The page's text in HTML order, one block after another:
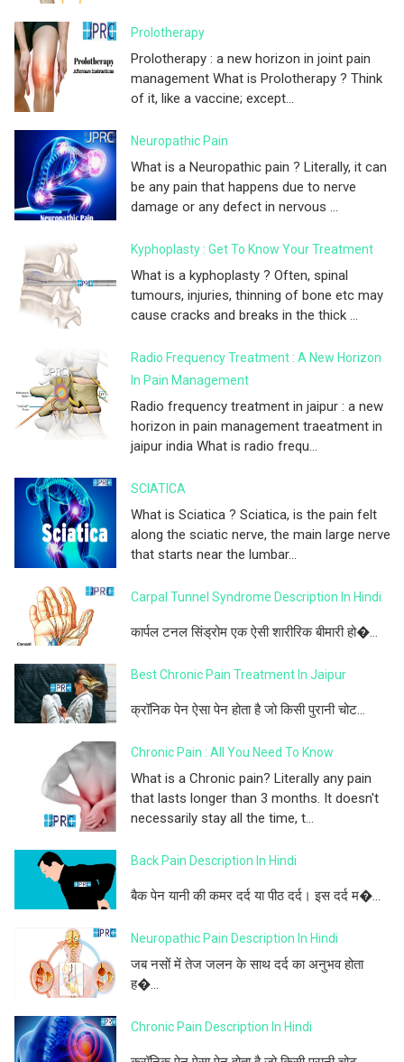
Prolotherapy
Prolotherapy : a new horizon in joint pain
management What is Prolotherapy ? Think
of it, like a vaccine; except...
Neuropathic Pain
What is a Neuropathic pain ? Literally, it can
be any pain that happens due to nerve
damage or any defect in nervous ...
Kyphoplasty : Get To Know Your Treatment
What is a kyphoplasty ? Often, spinal
tumours, injuries, thinning of bone etc may
cause cracks and breaks in the thick ...
Radio Frequency Treatment : A New Horizon
In Pain Management
Radio frequency treatment in jaipur : a new
horizon in pain management traeatment in
jaipur india What is radio frequ...
SCIATICA
What is Sciatica ? Sciatica, is the pain felt
along the sciatic nerve, the main large nerve
that starts near the lumbar...
Carpal Tunnel Syndrome Description In Hindi
कार्पल टनल सिंड्रोम एक ऐसी शारीरिक बीमारी हो�...
Best Chronic Pain Treatment In Jaipur
क्रॉनिक पेन ऐसा पेन होता है जो किसी पुरानी चोट...
Chronic Pain : All You Need To Know
What is a Chronic pain? Literally any pain
that lasts longer than 3 months. It doesn't
necessarily stay all the time, t...
Back Pain Description In Hindi
बैक पेन यानी की कमर दर्द या पीठ दर्द। इस दर्द म�...
Neuropathic Pain Description In Hindi
जब नसों में तेज जलन के साथ दर्द का अनुभव होता
ह�...
Chronic Pain Description In Hindi